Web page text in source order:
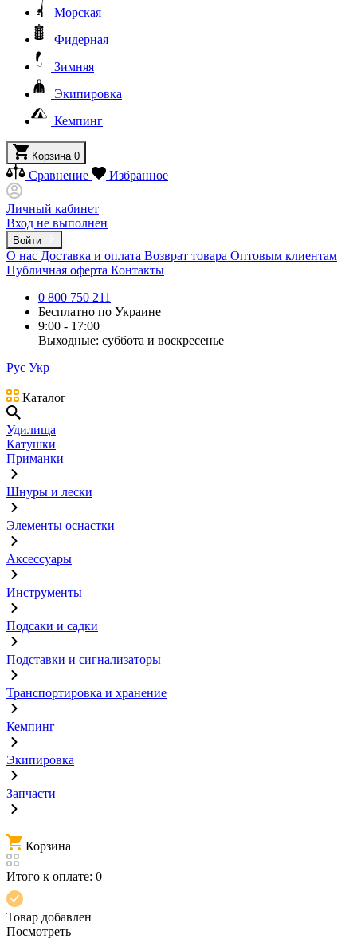
Морская
Фидерная
Зимняя
Экипировка
Кемпинг
Корзина 0
Сравнение Избранное
Личный кабинет
Вход не выполнен
Войти
О нас Доставка и оплата Возврат товара Оптовым клиентам
Публичная оферта Контакты
0 800 750 211
Бесплатно по Украине
9:00 - 17:00
Выходные: суббота и воскресенье
Рус Укр
Каталог
Удилища
Катушки
Приманки
Шнуры и лески
Элементы оснастки
Аксессуары
Инструменты
Подсаки и садки
Подставки и сигнализаторы
Транспортировка и хранение
Кемпинг
Экипировка
Запчасти
Корзина
Итого к оплате: 0
Товар добавлен
Посмотреть